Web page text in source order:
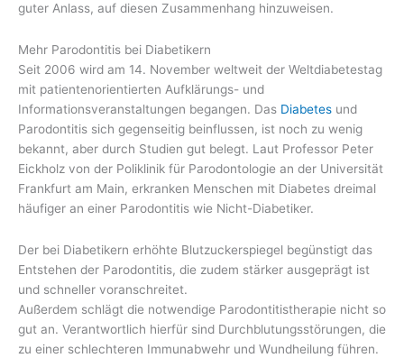
guter Anlass, auf diesen Zusammenhang hinzuweisen.
Mehr Parodontitis bei Diabetikern
Seit 2006 wird am 14. November weltweit der Weltdiabetestag
mit patientenorientierten Aufklärungs- und
Informationsveranstaltungen begangen. Das Diabetes und
Parodontitis sich gegenseitig beinflussen, ist noch zu wenig
bekannt, aber durch Studien gut belegt. Laut Professor Peter
Eickholz von der Poliklinik für Parodontologie an der Universität
Frankfurt am Main, erkranken Menschen mit Diabetes dreimal
häufiger an einer Parodontitis wie Nicht-Diabetiker.
Der bei Diabetikern erhöhte Blutzuckerspiegel begünstigt das
Entstehen der Parodontitis, die zudem stärker ausgeprägt ist
und schneller voranschreitet.
Außerdem schlägt die notwendige Parodontitistherapie nicht so
gut an. Verantwortlich hierfür sind Durchblutungsstörungen, die
zu einer schlechteren Immunabwehr und Wundheilung führen.